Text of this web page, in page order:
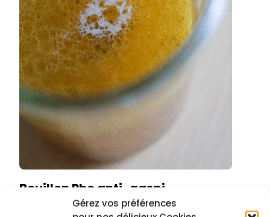
Gérez vos préférences
Bouillon Pho anti-gaspi
Jean Adrien Buniazet